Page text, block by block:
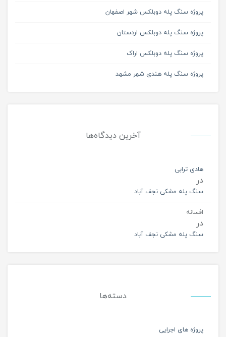
پروژه سنگ پله دوبلکس شهر اصفهان
پروژه سنگ پله دوبلکس اردستان
پروژه سنگ پله دوبلکس اراک
پروژه سنگ پله هندی شهر مشهد
آخرین دیدگاه‌ها
هادی ترابی
در
سنگ پله مشکی نجف آباد
افسانه
در
سنگ پله مشکی نجف آباد
دسته‌ها
پروژه های اجرایی